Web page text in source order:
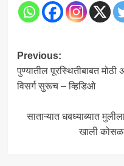
Post
navigation
Previous:
पुण्यातील पूरस्थितीबाबत
विसर्ग सुरूच – व्हिडिओ
साताऱ्यात धबध्याब्यात
खाली